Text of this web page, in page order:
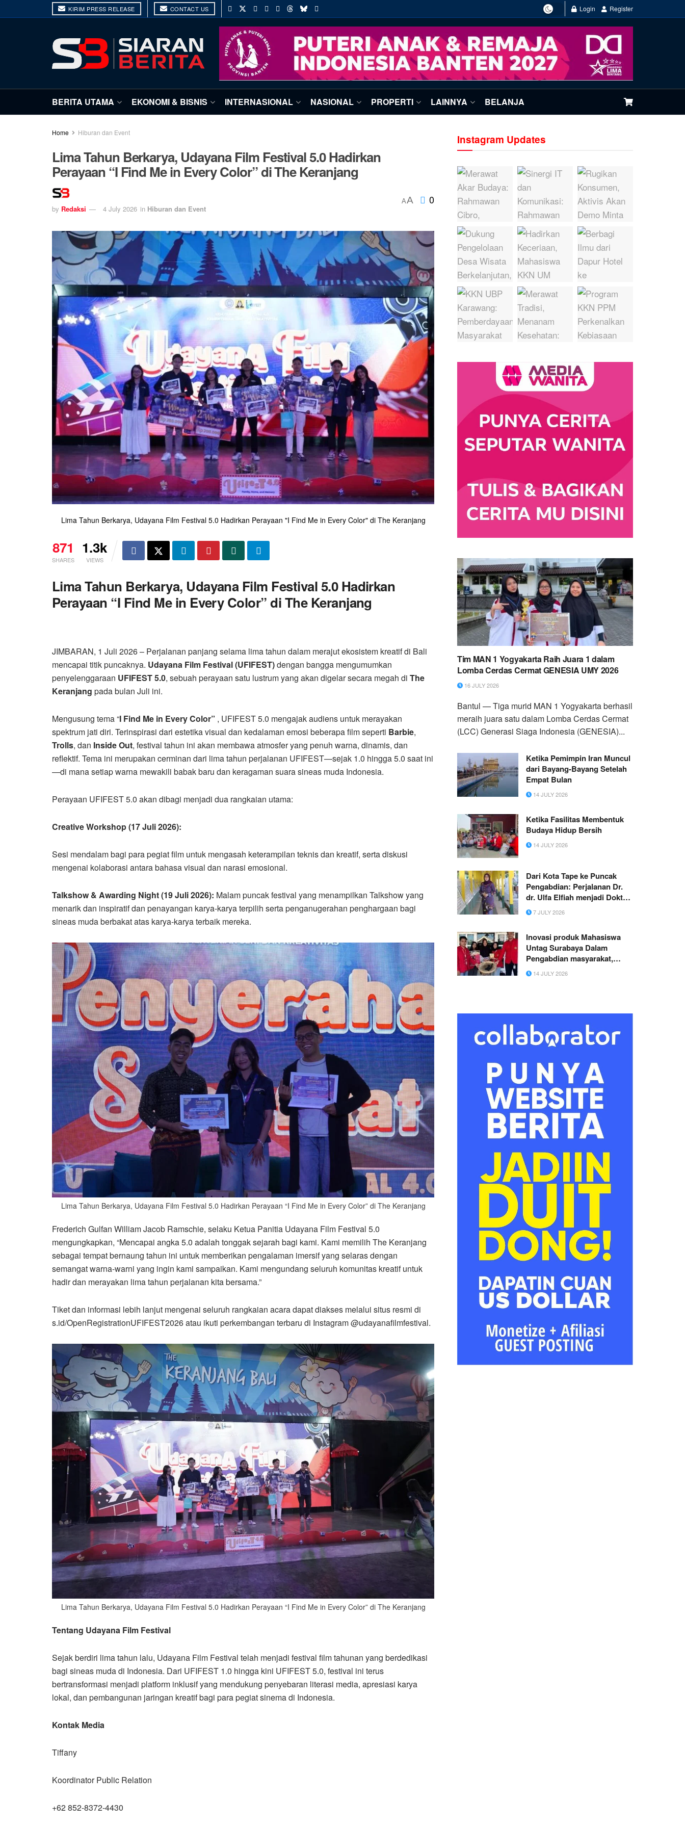
KIRIM PRESS RELEASE CONTACT US Login Register
BERITA UTAMA EKONOMI & BISNIS INTERNASIONAL NASIONAL PROPERTI LAINNYA BELANJA
Home Hiburan dan Event
Lima Tahun Berkarya, Udayana Film Festival 5.0 Hadirkan
Perayaan “I Find Me in Every Color” di The Keranjang
by Redaksi 4 July 2026 in Hiburan dan Event
AA 0
Lima Tahun Berkarya, Udayana Film Festival 5.0 Hadirkan Perayaan "I Find Me in Every Color" di The Keranjang
871
SHARES
1.3k
VIEWS
Lima Tahun Berkarya, Udayana Film Festival 5.0 Hadirkan
Perayaan “I Find Me in Every Color” di The Keranjang
JIMBARAN, 1 Juli 2026 – Perjalanan panjang selama lima tahun dalam merajut ekosistem kreatif di Bali
mencapai titik puncaknya. Udayana Film Festival (UFIFEST)dengan bangga mengumumkan
penyelenggaraan UFIFEST 5.0, sebuah perayaan satu lustrum yang akan digelar secara megah di The
Keranjang pada bulan Juli ini.
Mengusung tema “I Find Me in Every Color” , UFIFEST 5.0 mengajak audiens untuk merayakan
spektrum jati diri. Terinspirasi dari estetika visual dan kedalaman emosi beberapa film seperti Barbie,
Trolls, dan Inside Out, festival tahun ini akan membawa atmosfer yang penuh warna, dinamis, dan
reflektif. Tema ini merupakan cerminan dari lima tahun perjalanan UFIFEST—sejak 1.0 hingga 5.0 saat ini
—di mana setiap warna mewakili babak baru dan keragaman suara sineas muda Indonesia.
Perayaan UFIFEST 5.0 akan dibagi menjadi dua rangkaian utama:
Creative Workshop (17 Juli 2026):
Sesi mendalam bagi para pegiat film untuk mengasah keterampilan teknis dan kreatif, serta diskusi
mengenai kolaborasi antara bahasa visual dan narasi emosional.
Talkshow & Awarding Night (19 Juli 2026): Malam puncak festival yang menampilkan Talkshow yang
menarik dan inspiratif dan penayangan karya-karya terpilih serta penganugerahan penghargaan bagi
sineas muda berbakat atas karya-karya terbaik mereka.
Lima Tahun Berkarya, Udayana Film Festival 5.0 Hadirkan Perayaan “I Find Me in Every Color” di The Keranjang
Frederich Gulfan William Jacob Ramschie, selaku Ketua Panitia Udayana Film Festival 5.0
mengungkapkan, “Mencapai angka 5.0 adalah tonggak sejarah bagi kami. Kami memilih The Keranjang
sebagai tempat bernaung tahun ini untuk memberikan pengalaman imersif yang selaras dengan
semangat warna-warni yang ingin kami sampaikan. Kami mengundang seluruh komunitas kreatif untuk
hadir dan merayakan lima tahun perjalanan kita bersama.”
Tiket dan informasi lebih lanjut mengenai seluruh rangkaian acara dapat diakses melalui situs resmi di
s.id/OpenRegistrationUFIFEST2026 atau ikuti perkembangan terbaru di Instagram @udayanafilmfestival.
Lima Tahun Berkarya, Udayana Film Festival 5.0 Hadirkan Perayaan “I Find Me in Every Color” di The Keranjang
Tentang Udayana Film Festival
Sejak berdiri lima tahun lalu, Udayana Film Festival telah menjadi festival film tahunan yang berdedikasi
bagi sineas muda di Indonesia. Dari UFIFEST 1.0 hingga kini UFIFEST 5.0, festival ini terus
bertransformasi menjadi platform inklusif yang mendukung penyebaran literasi media, apresiasi karya
lokal, dan pembangunan jaringan kreatif bagi para pegiat sinema di Indonesia.
Kontak Media
Tiffany
Koordinator Public Relation
+62 852-8372-4430
Instagram Updates
Tim MAN 1 Yogyakarta Raih Juara 1 dalam
Lomba Cerdas Cermat GENESIA UMY 2026
16 JULY 2026
Bantul — Tiga murid MAN 1 Yogyakarta berhasil
meraih juara satu dalam Lomba Cerdas Cermat
(LCC) Generasi Siaga Indonesia (GENESIA)...
Ketika Pemimpin Iran Muncul
dari Bayang-Bayang Setelah
Empat Bulan
14 JULY 2026
Ketika Fasilitas Membentuk
Budaya Hidup Bersih
14 JULY 2026
Dari Kota Tape ke Puncak
Pengabdian: Perjalanan Dr.
dr. Ulfa Elfiah menjadi Dokter
Bedah Plastik dan Dekan
Fakultas Kedokteran
7 JULY 2026
Inovasi produk Mahasiswa
Untag Surabaya Dalam
Pengabdian masyarakat,
Ubah Limbah Kulit Kedelai
Jadi Briket di Gresik
14 JULY 2026